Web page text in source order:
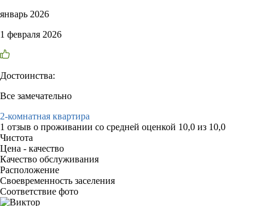
январь 2026
1 февраля 2026
Достоинства:
Все замечательно
2-комнатная квартира
1 отзыв о проживании со средней оценкой 10,0 из 10,0
Чистота
Цена - качество
Качество обслуживания
Расположение
Своевременность заселения
Соответствие фото